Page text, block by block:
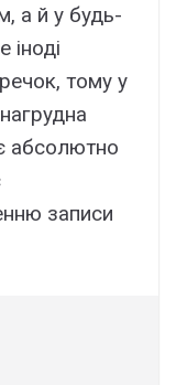
а й у будь-
іноді
тому у
абсолютно
записи